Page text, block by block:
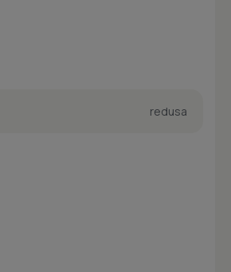
redusa